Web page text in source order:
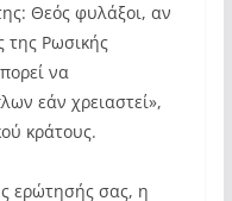
Θεός φυλάξοι, αν
της Ρωσικής
να
εάν χρειαστεί»,
κράτους.
ερώτησής σας, η